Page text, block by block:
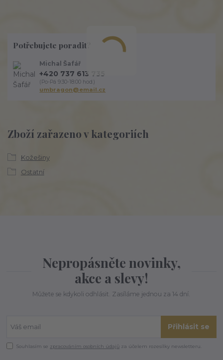
Zboží zařazeno v kategoriích
Kožešiny
Ostatní
Potřebujete poradit?
Michal Šafář
+420 737 613 735
(Po-Pá 9:30-18:00 hod.)
umbragon@email.cz
Nepropásněte novinky,
akce a slevy!
Můžete se kdykoli odhlásit. Zasíláme jednou za 14 dní.
Přihlásit se
Souhlasím se zpracováním osobních údajů za účelem rozesílky newsletteru.